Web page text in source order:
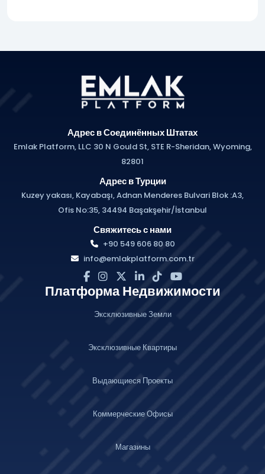
Адрес в Соединённых Штатах
Emlak Platform, LLC 30 N Gould St, STE R-Sheridan, Wyoming,
82801
Адрес в Турции
Kuzey yakası, Kayabaşı, Adnan Menderes Bulvari Blok :A3,
Ofis No:35, 34494 Başakşehir/İstanbul
Свяжитесь с нами
+90 549 606 80 80
info@emlakplatform.com.tr
Платформа Недвижимости
Эксклюзивные Земли
Эксклюзивные Квартиры
Выдающиеся Проекты
Коммерческие Офисы
Магазины